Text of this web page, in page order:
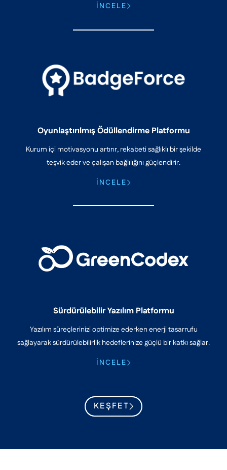
İNCELE
Oyunlaştırılmış Ödüllendirme Platformu
Kurum içi motivasyonu artırır, rekabeti sağlıklı bir şekilde
teşvik eder ve çalışan bağlılığını güçlendirir.
İNCELE
Sürdürülebilir Yazılım Platformu
Yazılım süreçlerinizi optimize ederken enerji tasarrufu
sağlayarak sürdürülebilirlik hedeflerinize güçlü bir katkı sağlar.
İNCELE
KEŞFET